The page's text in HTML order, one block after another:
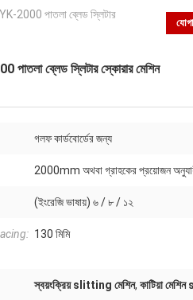
YK-2000 পাতলা ব্লেড স্লিটার
পাতলা ব্লেড স্লিটার স্কোরার মেশিন
গলফ কার্ডবোর্ডের জন্য
2000mm অথবা গ্রাহকের প্রয়োজন
(ইংরেজি ভাষায়) ৬ / ৮ / ১২
130 মিমি
স্বয়ংক্রিয় slitting মেশিন, কাটিয়া